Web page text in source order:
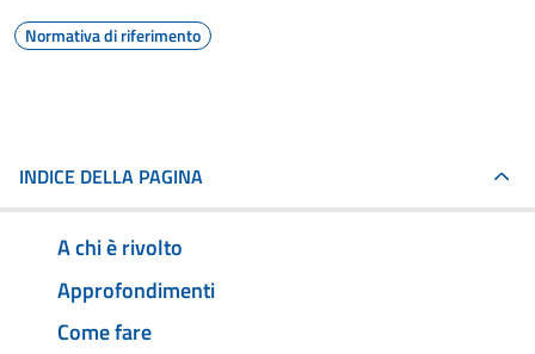
Normativa di riferimento
INDICE DELLA PAGINA
A chi è rivolto
Approfondimenti
Come fare